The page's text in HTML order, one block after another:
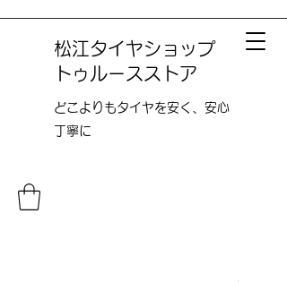
松江タイヤショップ
トゥルースストア
どこよりも​タイヤを安く、安心
丁寧に